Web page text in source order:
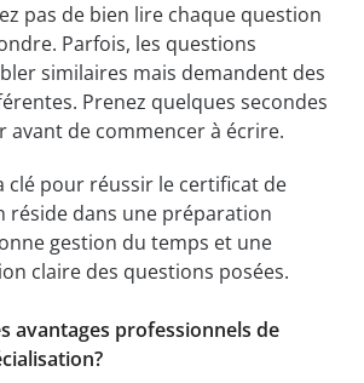
pas de bien lire chaque question
Parfois, les questions
similaires mais demandent des
Prenez quelques secondes
avant de commencer à écrire.
clé pour réussir le certificat de
réside dans une préparation
gestion du temps et une
claire des questions posées.
avantages professionnels de